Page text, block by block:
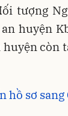
tượng
huyện
còn
hồ sơ